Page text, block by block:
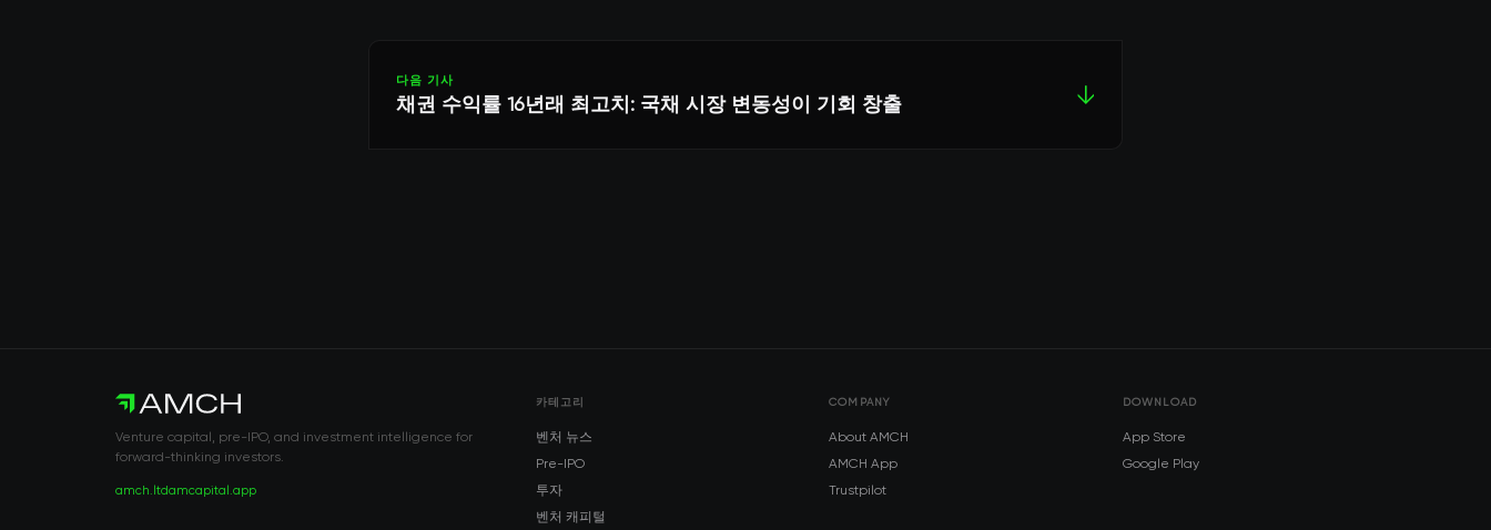
다음 기사
채권 수익률 16년래 최고치: 국채 시장 변동성이 기회 창출 ↓
Venture capital, pre-IPO, and investment intelligence for
forward-thinking investors.
amch.ltdamcapital.app
카테고리
벤처 뉴스
Pre-IPO
투자
벤처 캐피털
COMPANY
About AMCH
AMCH App
Trustpilot
DOWNLOAD
App Store
Google Play